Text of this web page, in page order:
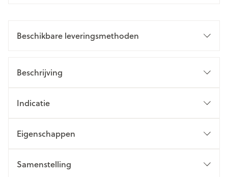
Beschikbare leveringsmethoden
Beschrijving
Indicatie
Eigenschappen
Samenstelling